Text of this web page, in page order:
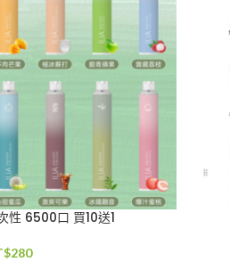
性 6500口 買10送1
280